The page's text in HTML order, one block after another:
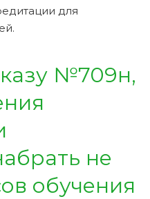
для
№709н,
не
обучения